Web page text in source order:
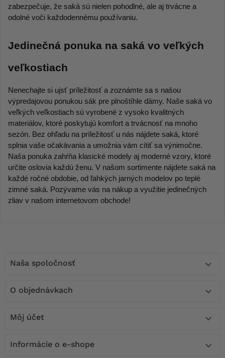
zabezpečuje, že saká sú nielen pohodlné, ale aj trvácne a
odolné voči každodennému používaniu.
Jedinečná ponuka na saká vo veľkých
veľkostiach
Nenechajte si ujsť príležitosť a zoznámte sa s našou
výpredajovou ponukou sák pre plnoštíhle dámy. Naše saká vo
veľkých veľkostiach sú vyrobené z vysoko kvalitných
materiálov, ktoré poskytujú komfort a trvácnosť na mnoho
sezón. Bez ohľadu na príležitosť u nás nájdete saká, ktoré
splnia vaše očakávania a umožnia vám cítiť sa výnimočne.
Naša ponuka zahŕňa klasické modely aj moderné vzory, ktoré
určite oslovia každú ženu. V našom sortimente nájdete saká na
každé ročné obdobie, od ľahkých jarných modelov po teplé
zimné saká. Pozývame vás na nákup a využitie jedinečných
zliav v našom internetovom obchode!
Naša spoločnosť 
O objednávkach 
Môj účet 
Informácie o e-shope 